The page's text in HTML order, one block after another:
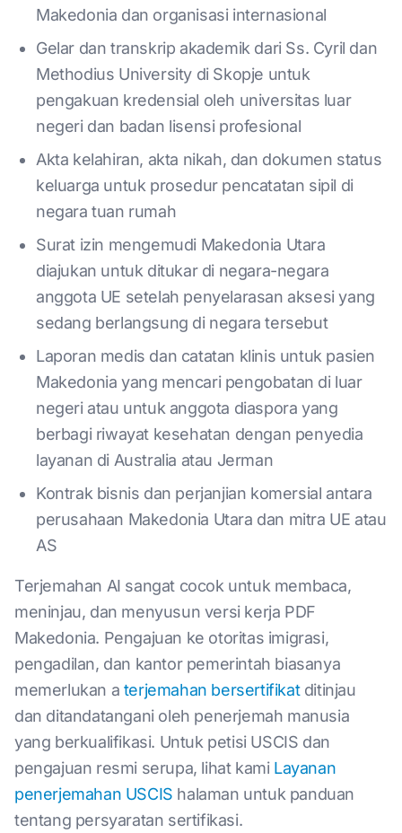
Makedonia dan organisasi internasional
Gelar dan transkrip akademik dari Ss. Cyril dan
Methodius University di Skopje untuk
pengakuan kredensial oleh universitas luar
negeri dan badan lisensi profesional
Akta kelahiran, akta nikah, dan dokumen status
keluarga untuk prosedur pencatatan sipil di
negara tuan rumah
Surat izin mengemudi Makedonia Utara
diajukan untuk ditukar di negara-negara
anggota UE setelah penyelarasan aksesi yang
sedang berlangsung di negara tersebut
Laporan medis dan catatan klinis untuk pasien
Makedonia yang mencari pengobatan di luar
negeri atau untuk anggota diaspora yang
berbagi riwayat kesehatan dengan penyedia
layanan di Australia atau Jerman
Kontrak bisnis dan perjanjian komersial antara
perusahaan Makedonia Utara dan mitra UE atau
AS
Terjemahan AI sangat cocok untuk membaca,
meninjau, dan menyusun versi kerja PDF
Makedonia. Pengajuan ke otoritas imigrasi,
pengadilan, dan kantor pemerintah biasanya
memerlukan a terjemahan bersertifikatditinjau
dan ditandatangani oleh penerjemah manusia
yang berkualifikasi. Untuk petisi USCIS dan
pengajuan resmi serupa, lihat kami Layanan
penerjemahan USCIS halaman untuk panduan
tentang persyaratan sertifikasi.